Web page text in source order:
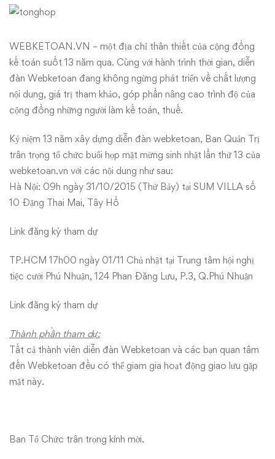
thứ
XIII
WEBKETOAN.VN – một địa chỉ thân thiết của cộng đồng
kế toán suốt 13 năm qua. Cùng với hành trình thời gian, diễn
đàn Webketoan đang không ngừng phát triển về chất lượng
nội dung, giá trị tham khảo, góp phần nâng cao trình độ của
cộng đồng những người làm kế toán, thuế.
Kỷ niệm 13 năm xây dựng diễn đàn webketoan, Ban Quản Trị
trân trọng tổ chức buổi họp mặt mừng sinh nhật lần thứ 13 của
webketoan.vn với các nội dung như sau:
Hà Nội: 09h ngày 31/10/2015 (Thứ Bảy) tại SUM VILLA số
10 Đặng Thai Mai, Tây Hồ
Link đăng ký tham dự
TP.HCM 17h00 ngày 01/11 Chủ nhật tại Trung tâm hội nghị
tiệc cưới Phú Nhuận, 124 Phan Đăng Lưu, P.3, Q.Phú Nhuận
Link đăng ký tham dự
Thành phần tham dự:
Tất cả thành viên diễn đàn Webketoan và các bạn quan tâm
đến Webketoan đều có thể giam gia hoạt động giao lưu gặp
mặt này.
Ban Tổ Chức trân trọng kính mời.